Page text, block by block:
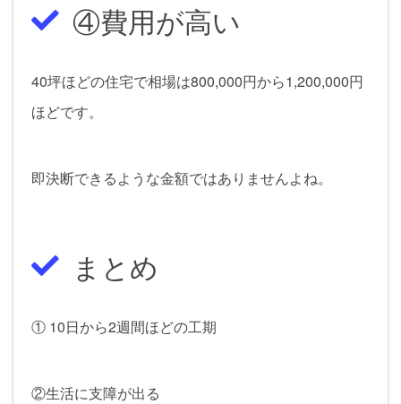
④費用が高い
40坪ほどの住宅で相場は800,000円から1,200,000円
ほどです。
即決断できるような金額ではありませんよね。
まとめ
① 10日から2週間ほどの工期
②生活に支障が出る